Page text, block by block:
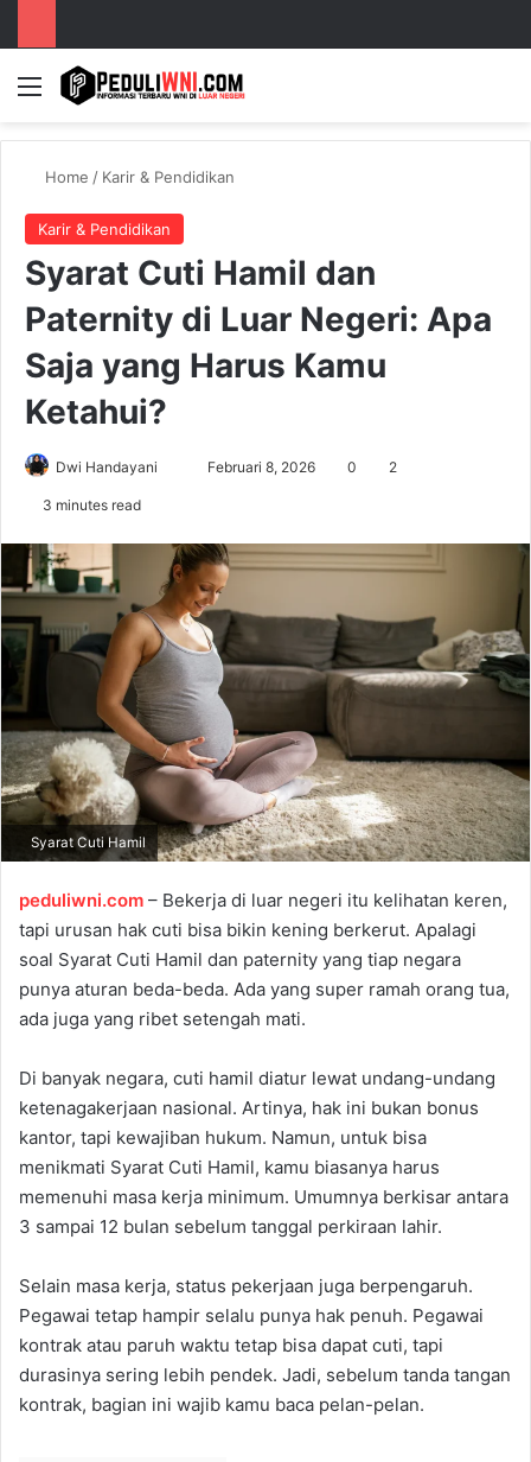
Menu
Home / Karir & Pendidikan
Karir & Pendidikan
Syarat Cuti Hamil dan
Paternity di Luar Negeri: Apa
Saja yang Harus Kamu
Ketahui?
Dwi Handayani
d
a
n
m
a
l
Februari 8, 2026 0 2
3 minutes read
Syarat Cuti Hamil
peduliwni.com – Bekerja di luar negeri itu kelihatan keren,
tapi urusan hak cuti bisa bikin kening berkerut. Apalagi
soal Syarat Cuti Hamil dan paternity yang tiap negara
punya aturan beda-beda. Ada yang super ramah orang tua,
ada juga yang ribet setengah mati.
Di banyak negara, cuti hamil diatur lewat undang-undang
ketenagakerjaan nasional. Artinya, hak ini bukan bonus
kantor, tapi kewajiban hukum. Namun, untuk bisa
menikmati Syarat Cuti Hamil, kamu biasanya harus
memenuhi masa kerja minimum. Umumnya berkisar antara
3 sampai 12 bulan sebelum tanggal perkiraan lahir.
Selain masa kerja, status pekerjaan juga berpengaruh.
Pegawai tetap hampir selalu punya hak penuh. Pegawai
kontrak atau paruh waktu tetap bisa dapat cuti, tapi
durasinya sering lebih pendek. Jadi, sebelum tanda tangan
kontrak, bagian ini wajib kamu baca pelan-pelan.